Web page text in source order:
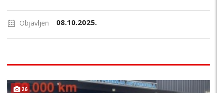
Objavljen 08.10.2025.
26